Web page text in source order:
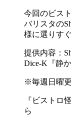
今回のビス
バリスタの
様に選りす
提供内容：
Dice-K『静
※毎週日曜更
『ビストロ
ら